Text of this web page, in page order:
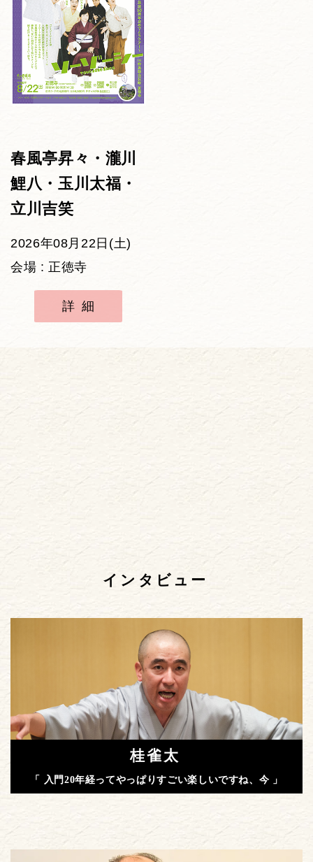
春風亭昇々・瀧川
鯉八・玉川太福・
立川吉笑
2026年08月22日(土)
会場 : 正徳寺
詳細
インタビュー
桂雀太
「 入門20年経ってやっぱりすごい楽しいですね、今 」